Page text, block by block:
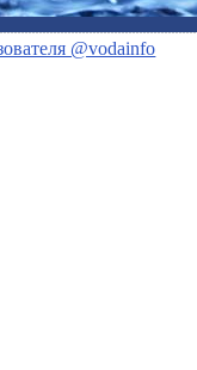
@vodainfo